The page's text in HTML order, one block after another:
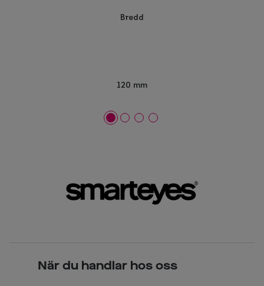
Bredd
120 mm
När du handlar hos oss